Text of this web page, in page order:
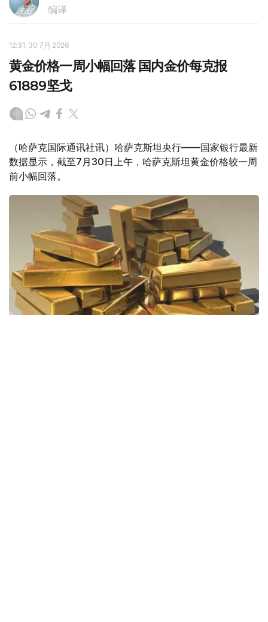
编译
12:31, 30 7月 2026
黄金价格一周小幅回落 国内金价每克报
61889坚戈
（哈萨克国际通讯社讯）哈萨克斯坦央行——国家银行最新
数据显示，截至7月30日上午，哈萨克斯坦黄金价格较一周
前小幅回落。